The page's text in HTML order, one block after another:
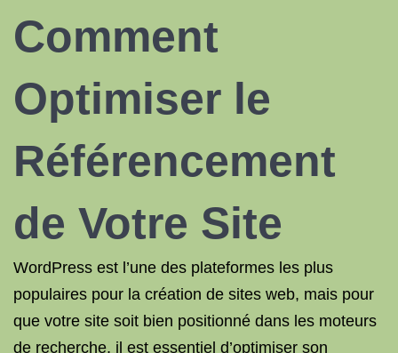
Comment
Optimiser le
Référencement
de Votre Site
WordPress est l’une des plateformes les plus
populaires pour la création de sites web, mais pour
que votre site soit bien positionné dans les moteurs
de recherche, il est essentiel d’optimiser son